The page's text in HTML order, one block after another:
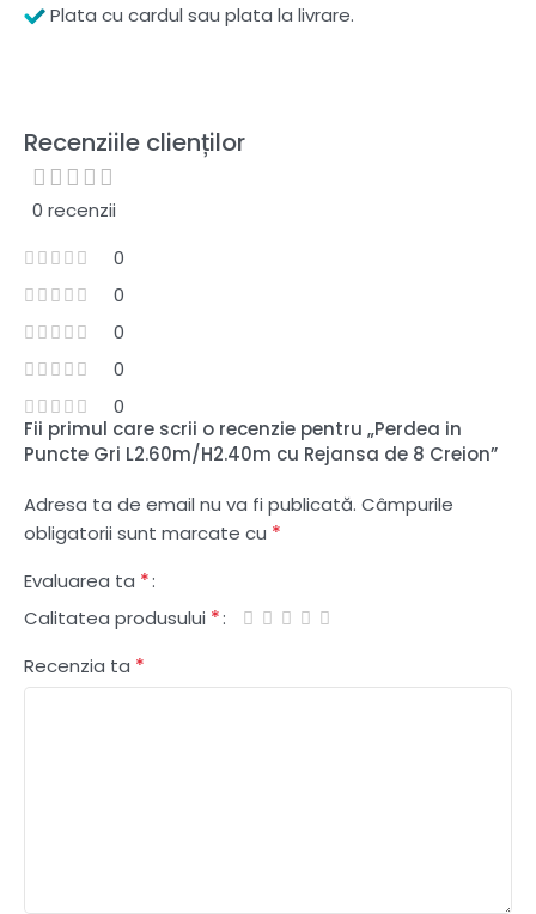
Plata cu cardul sau plata la livrare.
Recenziile clienților
0 recenzii
0
0
0
0
0
Fii primul care scrii o recenzie pentru „Perdea in
Puncte Gri L2.60m/H2.40m cu Rejansa de 8 Creion”
Adresa ta de email nu va fi publicată. Câmpurile
obligatorii sunt marcate cu *
Evaluarea ta *
Calitatea produsului *
Recenzia ta *